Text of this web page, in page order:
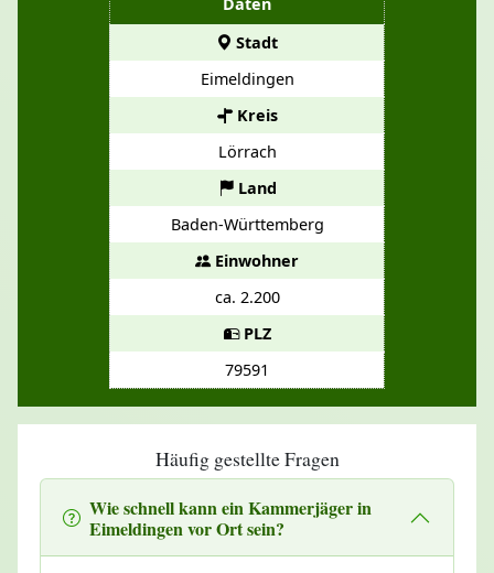
Stadt
Eimeldingen
Kreis
Lörrach
Land
Baden-Württemberg
Einwohner
ca. 2.200
PLZ
79591
Häufig gestellte Fragen
Wie schnell kann ein Kammerjäger in
Eimeldingen vor Ort sein?